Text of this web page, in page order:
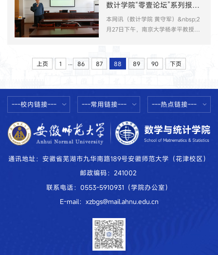
数计学院“零壹论坛”系列报告之八十五讲：南京大学杨孝平教授应邀做学术报告
本网讯（数计学院 黄守军）&nbsp;2
月27日下午，南京大学杨孝平教授应
equations》的报告。
上页 1 ... 86 87 88 89 90 下页
---校内链接--- ---常用链接--- ---热点链接---
通讯地址：安徽省芜湖市九华南路189号安徽师范大学（花津校区）
邮政编码：241002
联系电话：0553-5910931（学院办公室）
E-mail：xzbgs@mail.ahnu.edu.cn